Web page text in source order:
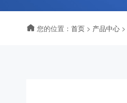
您的位置： 首页> 产品中心>